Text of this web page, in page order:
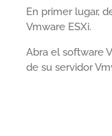
En primer lugar,
Vmware ESXi.
Abra el software
de su servidor